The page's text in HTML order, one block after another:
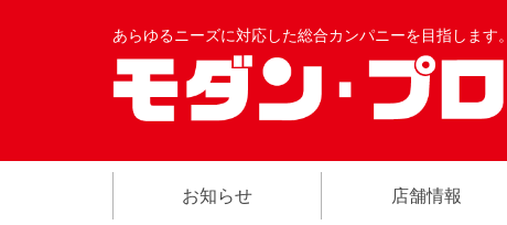
あらゆるニーズに対応した総合カンパニーを目指します。
お知らせ 店舗情報